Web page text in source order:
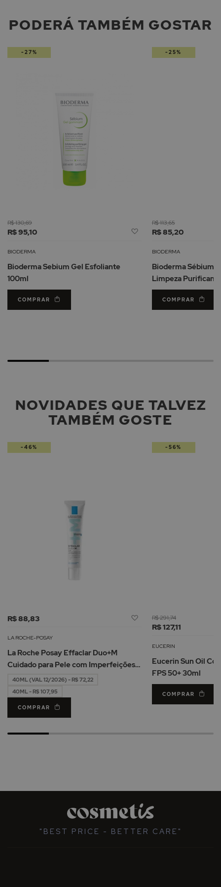
PODERÁ TAMBÉM GOSTAR
R$ 95,10
R$ 130,69
Adicionar
Lista
Desejos
BIODERMA
Bioderma Sebium Gel Esfoliante
100ml
COMPRAR
-27%
R$ 85,20
R$ 113,65
BIODERMA
Bioderma Sébium
Limpeza
COMPRAR
-25%
NOVIDADES QUE TALVEZ
TAMBÉM GOSTE
R$ 88,83
Adicionar
Desejos
LA ROCHE-POSAY
La Roche Posay Effaclar Duo+M
Cuidado para Pele com Imperfeições
40ml
40ML (VAL 12/2026) - R$ 72,22
40ML - R$ 107,95
COMPRAR
-46%
R$ 127,11
R$ 291,74
EUCERIN
Eucerin Sun Oil
FPS 50+ 30ml
COMPRAR
-56%
"BEST PRICE - BETTER CARE"